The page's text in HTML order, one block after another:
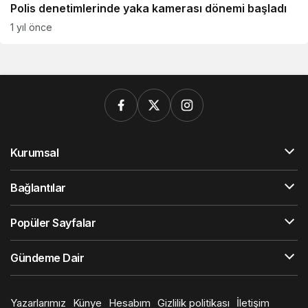
Polis denetimlerinde yaka kamerası dönemi başladı
1 yıl önce
Kurumsal
Bağlantılar
Popüler Sayfalar
Gündeme Dair
Yazarlarımız Künye Hesabım Gizlilik politikası İletişim